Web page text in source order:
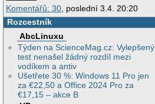
Komentářů: 30 , poslední 3.4. 20:20
Rozcestník
AbcLinuxu
Týden na ScienceMag.cz: Vylepšený
test nenašel žádný rozdíl mezi
vodíkem a antiv
Ušetřete 30 %: Windows 11 Pro jen
za €22,50 a Office 2024 Pro za
€17,15 – akce B